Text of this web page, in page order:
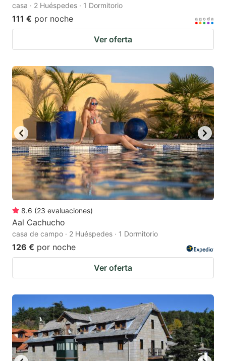
casa · 2 Huéspedes · 1 Dormitorio
111 € por noche
Ver oferta
8.6 (23 evaluaciones)
Aal Cachucho
casa de campo · 2 Huéspedes · 1 Dormitorio
126 € por noche
Ver oferta